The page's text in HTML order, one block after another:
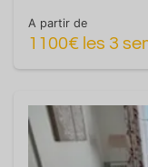
A partir de
1100€ les 3